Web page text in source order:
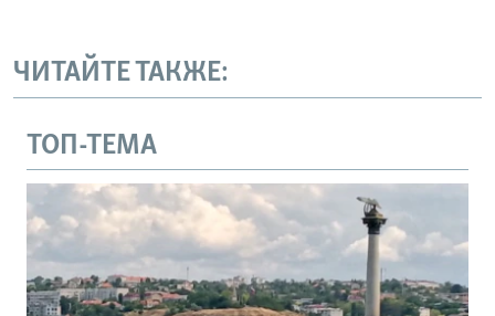
ЧИТАЙТЕ ТАКЖЕ:
ТОП-ТЕМА